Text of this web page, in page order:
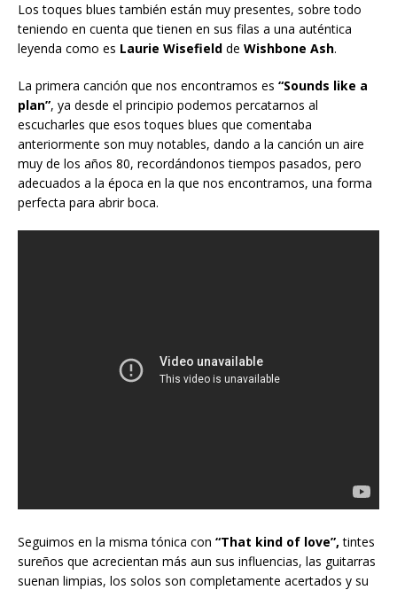
Los toques blues también están muy presentes, sobre todo
teniendo en cuenta que tienen en sus filas a una auténtica
leyenda como es Laurie Wisefield de Wishbone Ash.
La primera canción que nos encontramos es “Sounds like a
plan”, ya desde el principio podemos percatarnos al
escucharles que esos toques blues que comentaba
anteriormente son muy notables, dando a la canción un aire
muy de los años 80, recordándonos tiempos pasados, pero
adecuados a la época en la que nos encontramos, una forma
perfecta para abrir boca.
Seguimos en la misma tónica con “That kind of love”,tintes
sureños que acrecientan más aun sus influencias, las guitarras
suenan limpias, los solos son completamente acertados y su